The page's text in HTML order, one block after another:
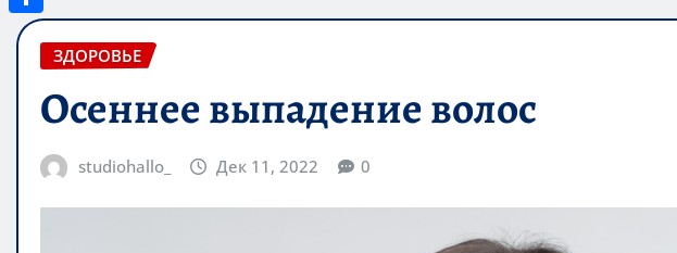
ЗДОРОВЬЕ
Осеннее выпадение волос
studiohallo_ Дек 11, 2022 0
Отправить